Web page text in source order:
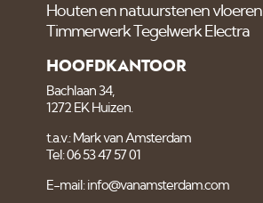
Houten en natuurstenen vloeren
Timmerwerk Tegelwerk Electra
HOOFDKANTOOR
Bachlaan 34,
1272 EK Huizen.
t.a.v.: Mark van Amsterdam
Tel: 06 53 47 57 01
E-mail: info@vanamsterdam.com